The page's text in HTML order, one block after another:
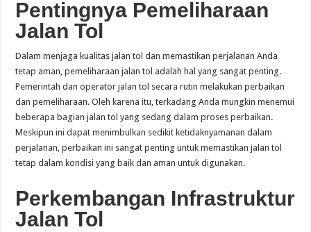
Pentingnya Pemeliharaan
Jalan Tol
Dalam menjaga kualitas jalan tol dan memastikan perjalanan Anda
tetap aman, pemeliharaan jalan tol adalah hal yang sangat penting.
Pemerintah dan operator jalan tol secara rutin melakukan perbaikan
dan pemeliharaan. Oleh karena itu, terkadang Anda mungkin menemui
beberapa bagian jalan tol yang sedang dalam proses perbaikan.
Meskipun ini dapat menimbulkan sedikit ketidaknyamanan dalam
perjalanan, perbaikan ini sangat penting untuk memastikan jalan tol
tetap dalam kondisi yang baik dan aman untuk digunakan.
Perkembangan Infrastruktur
Jalan Tol